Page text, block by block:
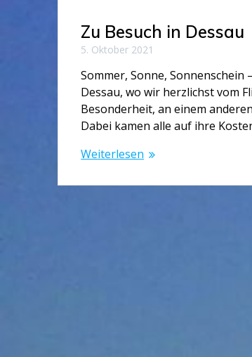
Zu Besuch in Dessau
5. Oktober 2021
Sommer, Sonne, Sonnenschein
Dessau, wo wir herzlichst vom
Besonderheit, an einem
Dabei kamen alle auf ihre
Weiterlesen